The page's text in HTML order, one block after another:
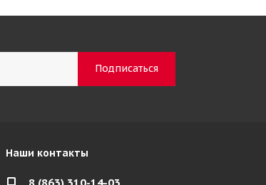
Наши контакты